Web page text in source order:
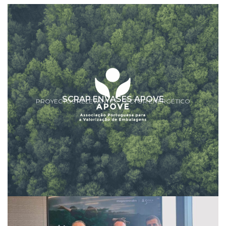
PROYECTOS RELEVANTES SECTOR ENERGÉTICO
SCRAP ENVASES APOVE